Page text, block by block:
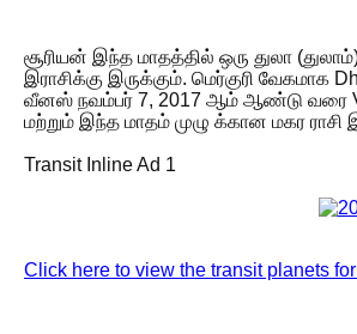
சூரியன் இந்த மாதத்தில் ஒரு துலா
இராசிக்கு இருக்கும். மெர்குரி வேகமாக
வீனஸ் நவம்பர் 7, 2017 ஆம் ஆண்டு வரை
மற்றும் இந்த மாதம் முழு க்கான மகர ராசி
Transit Inline Ad 1
Click here to view the transit planets